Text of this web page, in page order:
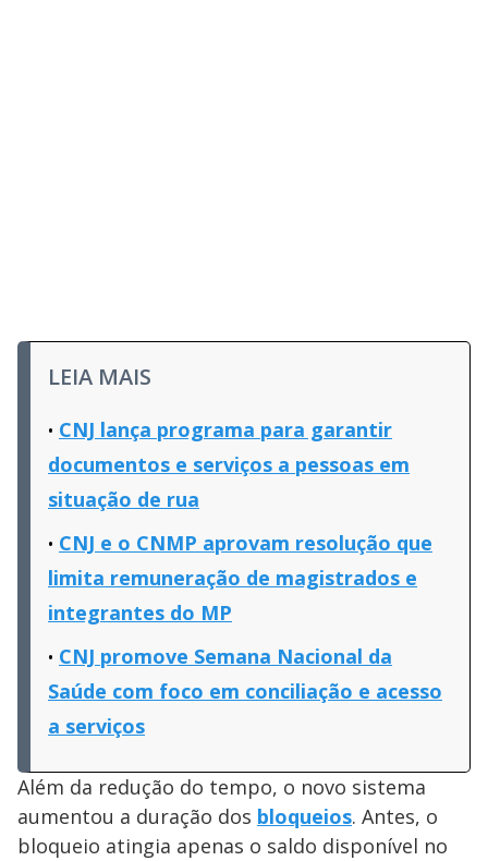
LEIA MAIS
CNJ lança programa para garantir
documentos e serviços a pessoas em
situação de rua
CNJ e o CNMP aprovam resolução que
limita remuneração de magistrados e
integrantes do MP
CNJ promove Semana Nacional da
Saúde com foco em conciliação e acesso
a serviços
Além da redução do tempo, o novo sistema
aumentou a duração dos bloqueios. Antes, o
bloqueio atingia apenas o saldo disponível no